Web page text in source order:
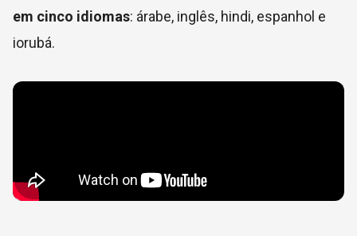
em cinco idiomas: árabe, inglês, hindi, espanhol e
iorubá.